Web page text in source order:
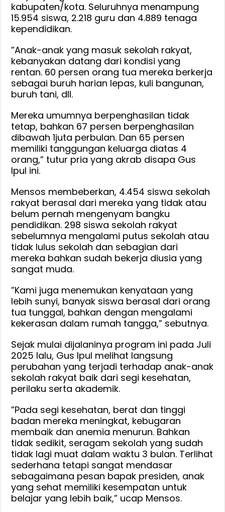
kabupaten/kota. Seluruhnya menampung
15.954 siswa, 2.218 guru dan 4.889 tenaga
kependidikan.
‎‎”Anak-anak yang masuk sekolah rakyat,
kebanyakan datang dari kondisi yang
rentan. 60 persen orang tua mereka berkerja
sebagai buruh harian lepas, kuli bangunan,
buruh tani, dll.
Mereka umumnya berpenghasilan tidak
tetap, bahkan 67 persen berpenghasilan
dibawah 1juta perbulan. Dan 65 persen
memiliki tanggungan keluarga diatas 4
orang,” tutur pria yang akrab disapa Gus
Ipul ini.
‎‎Mensos membeberkan, 4.454 siswa sekolah
rakyat berasal dari mereka yang tidak atau
belum pernah mengenyam bangku
pendidikan. 298 siswa sekolah rakyat
sebelumnya mengalami putus sekolah atau
tidak lulus sekolah dan sebagian dari
mereka bahkan sudah bekerja diusia yang
sangat muda.
‎‎”Kami juga menemukan kenyataan yang
lebih sunyi, banyak siswa berasal dari orang
tua tunggal, bahkan dengan mengalami
kekerasan dalam rumah tangga,” sebutnya.
‎‎Sejak mulai dijalaninya program ini pada Juli
2025 lalu, Gus Ipul melihat langsung
perubahan yang terjadi terhadap anak-anak
sekolah rakyat baik dari segi kesehatan,
perilaku serta akademik.
‎‎”Pada segi kesehatan, berat dan tinggi
badan mereka meningkat, kebugaran
membaik dan anemia menurun. Bahkan
tidak sedikit, seragam sekolah yang sudah
tidak lagi muat dalam waktu 3 bulan. Terlihat
sederhana tetapi sangat mendasar
sebagaimana pesan bapak presiden, anak
yang sehat memiliki kesempatan untuk
belajar yang lebih baik,” ucap Mensos.